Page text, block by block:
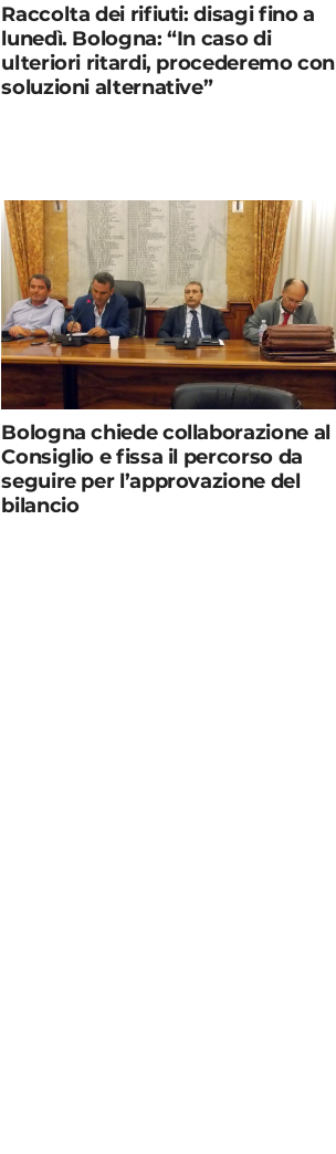
Raccolta dei rifiuti: disagi fino a
lunedì. Bologna: “In caso di
ulteriori ritardi, procederemo con
soluzioni alternative”
Bologna chiede collaborazione al
Consiglio e fissa il percorso da
seguire per l’approvazione del
bilancio